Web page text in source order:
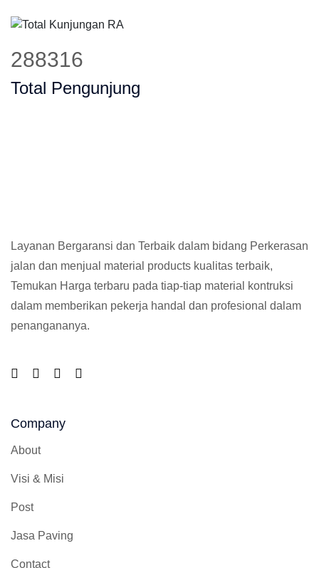
358769
Total Pengunjung
Layanan Bergaransi dan Terbaik dalam bidang Perkerasan
jalan dan menjual material products kualitas terbaik,
Temukan Harga terbaru pada tiap-tiap material kontruksi
dalam memberikan pekerja handal dan profesional dalam
penangananya.
Company
About
Visi & Misi
Post
Jasa Paving
Contact